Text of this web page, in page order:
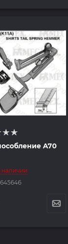
A70
наличии